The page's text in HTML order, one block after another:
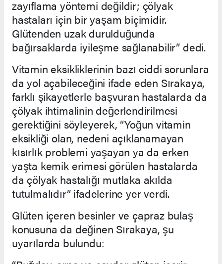
zayıflama yöntemi değildir; çölyak
hastaları için bir yaşam biçimidir.
Glütenden uzak durulduğunda
bağırsaklarda iyileşme sağlanabilir” dedi.
Vitamin eksikliklerinin bazı ciddi sorunlara
da yol açabileceğini ifade eden Sırakaya,
farklı şikayetlerle başvuran hastalarda da
çölyak ihtimalinin değerlendirilmesi
gerektiğini söyleyerek, “Yoğun vitamin
eksikliği olan, nedeni açıklanamayan
kısırlık problemi yaşayan ya da erken
yaşta kemik erimesi görülen hastalarda
da çölyak hastalığı mutlaka akılda
tutulmalıdır” ifadelerine yer verdi.
Glüten içeren besinler ve çapraz bulaş
konusuna da değinen Sırakaya, şu
uyarılarda bulundu: